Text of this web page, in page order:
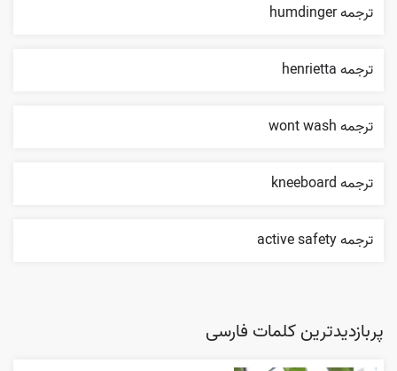
ترجمه humdinger
ترجمه henrietta
ترجمه wont wash
ترجمه kneeboard
ترجمه active safety
پربازدیدترین کلمات فارسی